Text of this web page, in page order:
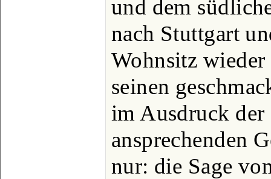
und dem
nach Stuttgart
Wohnsitz
seinen
im Ausdruck der
ansprechenden
nur: die Sage